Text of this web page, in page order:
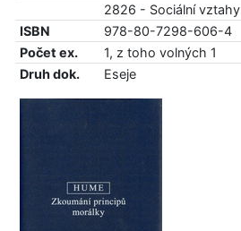
2826 - Sociální vztahy
ISBN
978-80-7298-606-4
Počet ex.
1, z toho volných 1
Druh dok.
Eseje